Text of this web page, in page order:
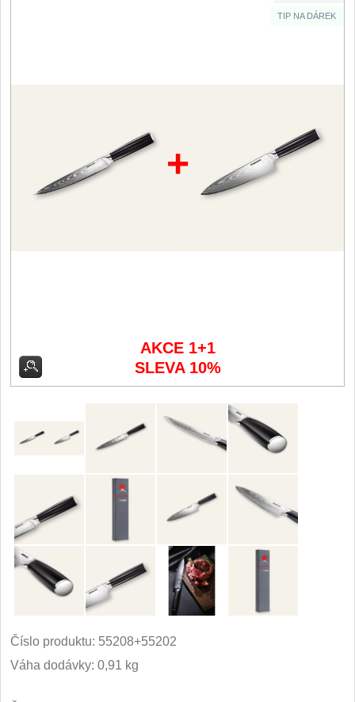
Doplňky k nožům
Vodní filtry a konvice
TIP NA DÁREK
+
AKCE 1+1
SLEVA 10%
Číslo produktu: 55208+55202
Váha dodávky: 0,91 kg